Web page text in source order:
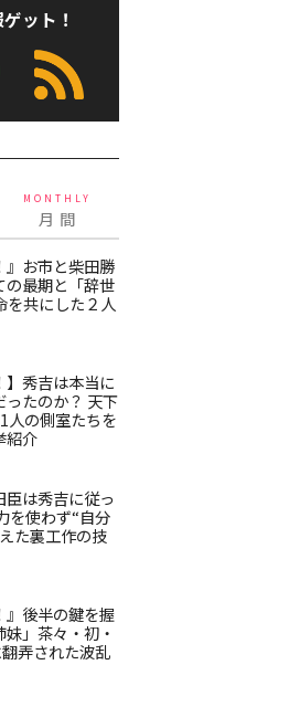
ット！
MONTHLY
月 間
』お市と柴田勝
の最期と「辞世
共にした２人
】秀吉は本当に
ったのか？ 天下
人の側室たちを
紹介
臣は秀吉に従っ
を使わず“自分
た裏工作の技
』後半の鍵を握
」茶々・初・
弄された波乱